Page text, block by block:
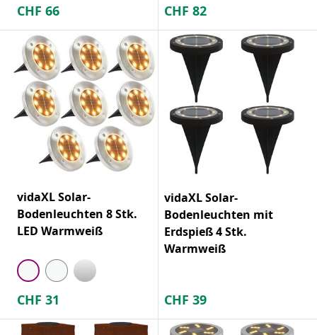
CHF 66 CHF 82
vidaXL Solar-
Bodenleuchten 8 Stk.
LED Warmweiß
CHF 31
vidaXL Solar-
Bodenleuchten mit
Erdspieß 4 Stk.
Warmweiß
CHF 39